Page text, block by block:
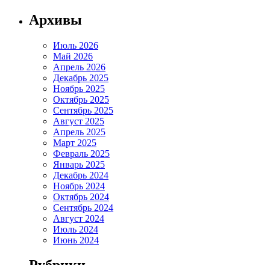
Архивы
Июль 2026
Май 2026
Апрель 2026
Декабрь 2025
Ноябрь 2025
Октябрь 2025
Сентябрь 2025
Август 2025
Апрель 2025
Март 2025
Февраль 2025
Январь 2025
Декабрь 2024
Ноябрь 2024
Октябрь 2024
Сентябрь 2024
Август 2024
Июль 2024
Июнь 2024